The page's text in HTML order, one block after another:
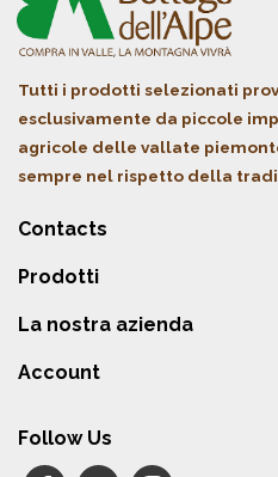
Tutti i prodotti selezionati
esclusivamente da piccole
agricole delle vallate
sempre nel rispetto della
Contacts
Prodotti
La nostra azienda
Account
Follow Us